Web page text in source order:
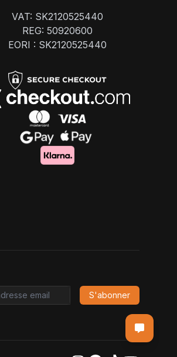
VAT: SK2120525440
REG: 50920600
EORI : SK2120525440
S'abonner